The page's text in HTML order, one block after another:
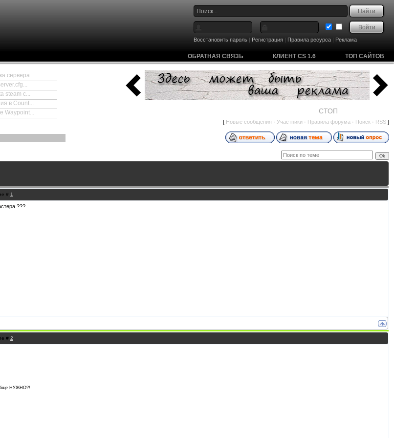
Восстановить пароль | Регистрация | Правила ресурса | Реклама
ТОП САЙТОВ
КЛИЕНТ CS 1.6
ОБРАТНАЯ СВЯЗЬ
сервера...
steam с...
в Count...
Waypoint... СТОП
[ Новые сообщения · Участники · Правила форума · Поиск · RSS ]
# 1
???
# 2
НУЖНО?!